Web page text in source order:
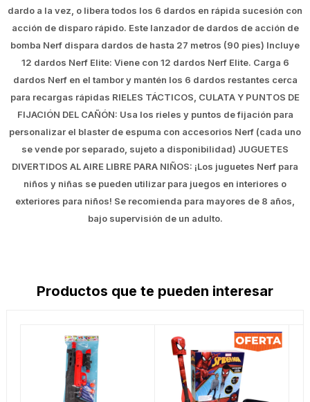
dardo a la vez, o libera todos los 6 dardos en rápida sucesión con
acción de disparo rápido. Este lanzador de dardos de acción de
bomba Nerf dispara dardos de hasta 27 metros (90 pies) Incluye
12 dardos Nerf Elite: Viene con 12 dardos Nerf Elite. Carga 6
dardos Nerf en el tambor y mantén los 6 dardos restantes cerca
para recargas rápidas RIELES TÁCTICOS, CULATA Y PUNTOS DE
FIJACIÓN DEL CAÑÓN: Usa los rieles y puntos de fijación para
personalizar el blaster de espuma con accesorios Nerf (cada uno
se vende por separado, sujeto a disponibilidad) JUGUETES
DIVERTIDOS AL AIRE LIBRE PARA NIÑOS: ¡Los juguetes Nerf para
niños y niñas se pueden utilizar para juegos en interiores o
exteriores para niños! Se recomienda para mayores de 8 años,
bajo supervisión de un adulto.
Productos que te pueden interesar